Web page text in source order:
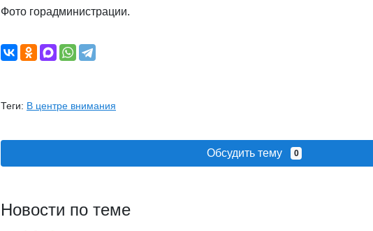
Фото горадминистрации.
Теги: В центре внимания
Обсудить тему 0
Новости по теме